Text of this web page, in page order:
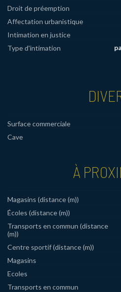
Droit de préemption
Affectation urbanistique
Intimation en justice
Type d'intimation
Surface commerciale
Cave
À
Magasins (distance (m))
Écoles (distance (m))
Transports en commun (distance
(m))
Centre sportif (distance (m))
Magasins
Ecoles
Transports en commun